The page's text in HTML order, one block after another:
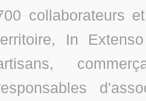
collaborateurs
In